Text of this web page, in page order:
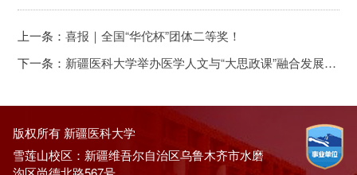
上一条：喜报｜全国“华佗杯”团体二等奖！
下一条： 新疆医科大学举办医学人文与“大思政课”融合发展学术论坛
版权所有 新疆医科大学
雪莲山校区：新疆维吾尔自治区乌鲁木齐市水磨